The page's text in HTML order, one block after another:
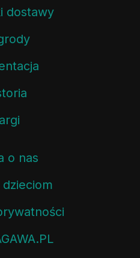
dostawy
o nas
dzieciom